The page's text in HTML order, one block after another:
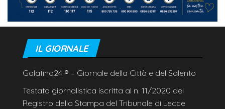
IL GIORNALE
Galatina24 ® – Giornale della Città e del Salento
Testata giornalistica iscritta al n. 11/2020 del
Registro della Stampa del Tribunale di Lecce